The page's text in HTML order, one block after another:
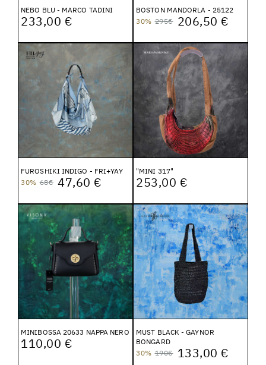
NEBO BLU - MARCO TADINI
233,00 €
BOSTON MANDORLA - 25122
30% 295€ 206,50 €
FUROSHIKI INDIGO - FRI+YAY
30% 68€ 47,60 €
"MINI 317"
253,00 €
MINIBOSSA 20633 NAPPA NERO
110,00 €
MUST BLACK - GAYNOR
BONGARD
30% 190€ 133,00 €